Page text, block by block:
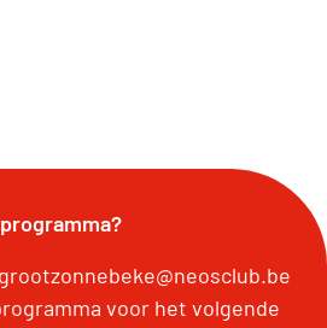
voor het volgende